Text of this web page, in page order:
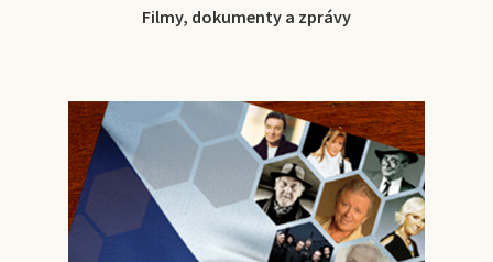
Filmy, dokumenty a zprávy